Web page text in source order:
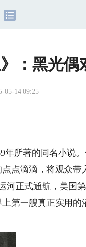
：黑光偶
05-14 09:25
所著的同名小说。
点滴滴，将观众带
河正式通航，美国
第一艘真正实用的